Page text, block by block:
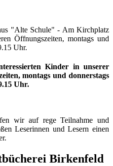
"Alte Schule" - Am Kirchplatz
Öffnungszeiten, montags und
Uhr.
Kinder in unserer
montags und donnerstags
Uhr.
wir auf rege Teilnahme und
Leserinnen und Lesern einen
Birkenfeld